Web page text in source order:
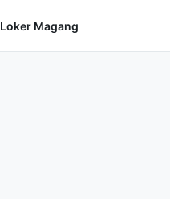
Loker Magang